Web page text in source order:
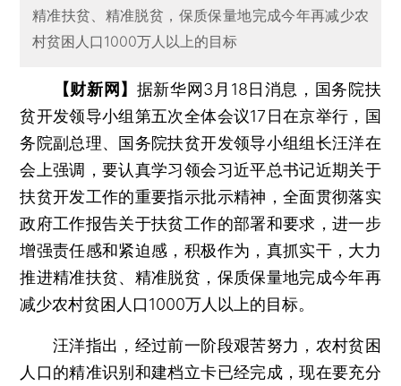
精准扶贫、精准脱贫，保质保量地完成今年再减少农
村贫困人口1000万人以上的目标
【财新网】 据新华网3月18日消息，国务院扶
贫开发领导小组第五次全体会议17日在京举行，国
务院副总理、国务院扶贫开发领导小组组长汪洋在
会上强调，要认真学习领会习近平总书记近期关于
扶贫开发工作的重要指示批示精神，全面贯彻落实
政府工作报告关于扶贫工作的部署和要求，进一步
增强责任感和紧迫感，积极作为，真抓实干，大力
推进精准扶贫、精准脱贫，保质保量地完成今年再
减少农村贫困人口1000万人以上的目标。
汪洋指出，经过前一阶段艰苦努力，农村贫困
人口的精准识别和建档立卡已经完成，现在要充分